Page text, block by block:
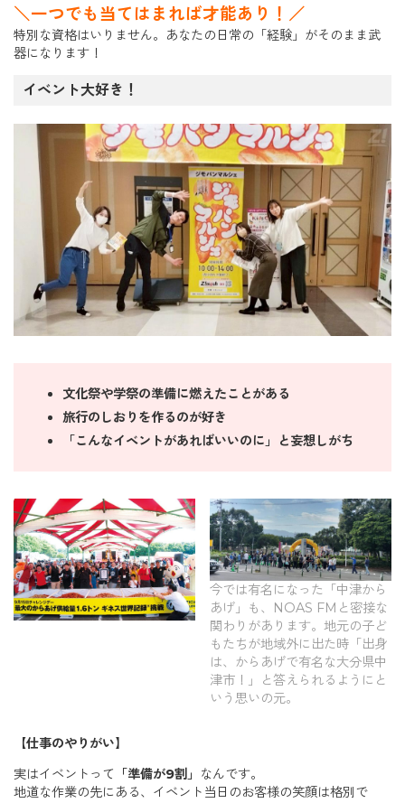
＼一つでも当てはまれば才能あり！／
特別な資格はいりません。あなたの日常の「経験」がそのまま武
器になります！
イベント大好き！
文化祭や学祭の準備に燃えたことがある
旅行のしおりを作るのが好き
「こんなイベントがあればいいのに」と妄想しがち
今では有名になった「中津から
あげ」も、NOAS FMと密接な
関わりがあります。地元の子ど
もたちが地域外に出た時「出身
は、からあげで有名な大分県中
津市！」と答えられるようにと
いう思いの元。
【仕事のやりがい】
実はイベントって
「準備が9割」
なんです。
地道な作業の先にある、イベント当日のお客様の笑顔は格別で